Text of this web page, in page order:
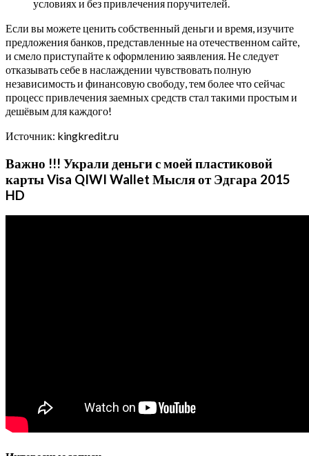
условиях и без привлечения поручителей.
Если вы можете ценить собственный деньги и время, изучите
предложения банков, представленные на отечественном сайте,
и смело приступайте к оформлению заявления. Не следует
отказывать себе в наслаждении чувствовать полную
независимость и финансовую свободу, тем более что сейчас
процесс привлечения заемных средств стал такими простым и
дешёвым для каждого!
Источник: kingkredit.ru
Важно !!! Украли деньги с моей пластиковой
карты Visa QIWI Wallet Мысля от Эдгара 2015
HD